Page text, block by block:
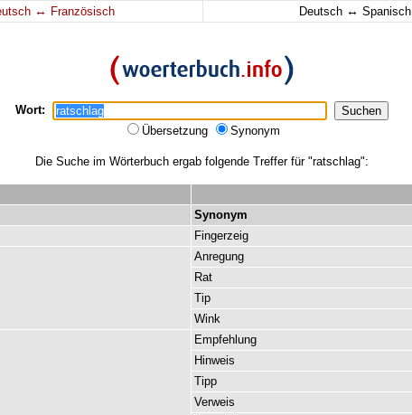
↔ Französisch Deutsch ↔ Spanisch
Wort:
Übersetzung
Synonym
Die Suche im Wörterbuch ergab folgende Treffer für "ratschlag":
Synonym
Fingerzeig
Anregung
Rat
Tip
Wink
Empfehlung
Hinweis
Tipp
Verweis